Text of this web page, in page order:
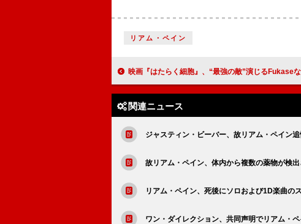
リアム・ペイン
映画『はたらく細胞』、“最強の敵”演じるFukaseなど“細菌”たちの新場面写真が解禁
関連ニュース
ジャスティン・ビーバー、故リアム・ペイン
故リアム・ペイン、体内から複数の薬物が検
リアム・ペイン、死後にソロおよび1D楽曲の
ワン・ダイレクション、共同声明でリアム・